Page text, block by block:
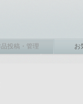
投稿・管理 お